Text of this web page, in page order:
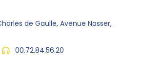
de Gaulle, Avenue Nasser,
00.72.84.56.20